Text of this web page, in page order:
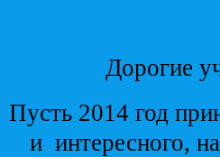
Дорогие
Пусть 2014 год
и интересного,